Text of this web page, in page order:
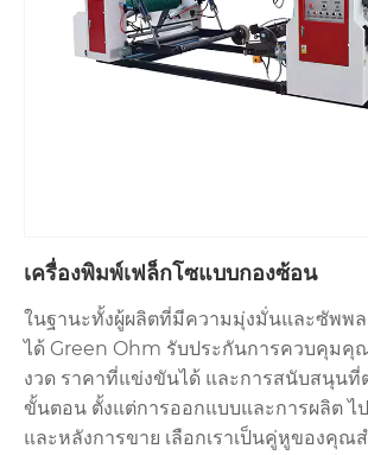
เครื่องพิมพ์เฟล็กโซแบบกองซ้อน
ในฐานะทั้งผู้ผลิตที่มีความมุ่งมั่นและซัพพล
ได้ Green Ohm รับประกันการควบคุมคุ
งวด ราคาที่แข่งขันได้ และการสนับสนุนที่
ขั้นตอน ตั้งแต่การออกแบบและการผลิต ไ
และหลังการขาย เลือกเราเป็นคู่หูของคุณ